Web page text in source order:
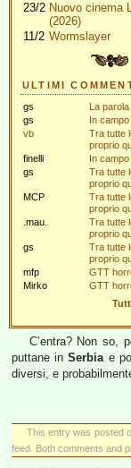
23/2 Nuovo cinema
(2026)
11/2 Wormslayer
ULTIMI
gs
La
gs
In
vb
Tra tutte
proprio
finelli
In
gs
Tra tutte
proprio
MCP
Tra tutte
proprio
.mau.
Tra tutte
proprio
gs
Tra tutte
proprio
mfp
GTT
Mirko
GTT
C’entra? Non so,
puttane inSerbiae
diversi, e
This entry was posted
feed. Both comments and